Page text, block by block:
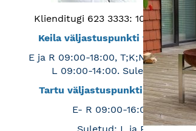
Klienditugi 623 3333: 10:00-14:00
Keila väljastuspunkti tööajad:
E ja R 09:00-18:00, T;K;N 09:-15:00,
L 09:00-14:00. Suletud: P
Tartu väljastuspunkti tööajad:
E- R 09:00-16:00
Suletud: L ja P